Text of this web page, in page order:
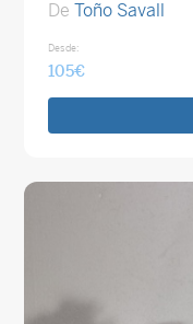
De Toño Savall
Desde:
105€